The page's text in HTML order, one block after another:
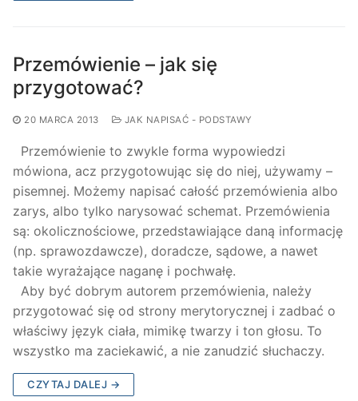
Przemówienie – jak się
przygotować?
20 MARCA 2013 JAK NAPISAĆ - PODSTAWY
Przemówienie to zwykle forma wypowiedzi
mówiona, acz przygotowując się do niej, używamy –
pisemnej. Możemy napisać całość przemówienia albo
zarys, albo tylko narysować schemat. Przemówienia
są: okolicznościowe, przedstawiające daną informację
(np. sprawozdawcze), doradcze, sądowe, a nawet
takie wyrażające naganę i pochwałę.
Aby być dobrym autorem przemówienia, należy
przygotować się od strony merytorycznej i zadbać o
właściwy język ciała, mimikę twarzy i ton głosu. To
wszystko ma zaciekawić, a nie zanudzić słuchaczy.
CZYTAJ DALEJ →